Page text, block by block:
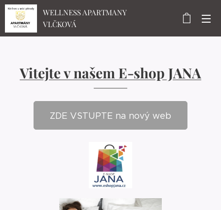
WELLNESS APARTMANY
VLČKOVÁ
Vitejte v našem E-shop JANA
ZDE VSTUPTE na nový web